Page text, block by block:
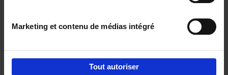
Marketing et contenu de médias intégré
Tout autoriser